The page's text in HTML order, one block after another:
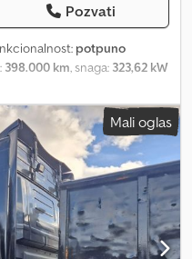
Pozvati
potpuno
398.000 km, snaga: 323,62 kW
težina:
bela, tip prenosa:automatski,
vazduh
, Godina proizvodnje:
5 standard emisije
pojačana motorna kočnica,
ATIB 25.64 za sanduke
12.680 kg, godina prve
do oktobra 2025, pređenih
Roha
Mali oglas